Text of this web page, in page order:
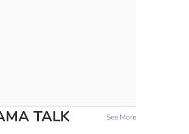
TALK See More